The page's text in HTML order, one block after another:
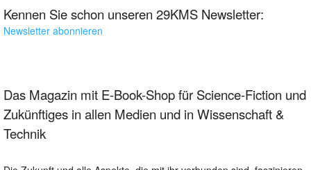
Kennen Sie schon unseren 29KMS Newsletter:
Newsletter abonnieren
Das Magazin mit E-Book-Shop für Science-Fiction und
Zukünftiges in allen Medien und in Wissenschaft &
Technik